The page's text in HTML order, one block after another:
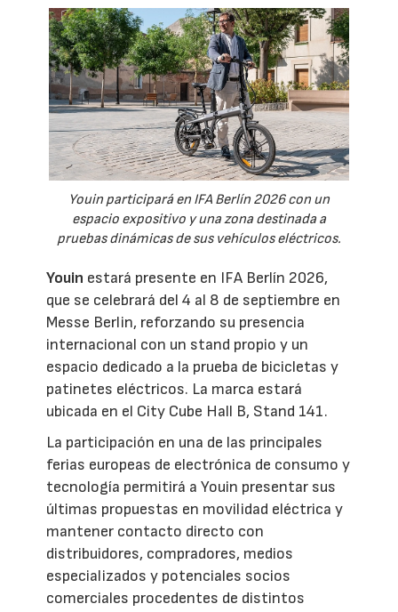
Youin participará en IFA Berlín 2026 con un
espacio expositivo y una zona destinada a
pruebas dinámicas de sus vehículos eléctricos.
Youin estará presente en IFA Berlín 2026,
que se celebrará del 4 al 8 de septiembre en
Messe Berlin, reforzando su presencia
internacional con un stand propio y un
espacio dedicado a la prueba de bicicletas y
patinetes eléctricos. La marca estará
ubicada en el City Cube Hall B, Stand 141.
La participación en una de las principales
ferias europeas de electrónica de consumo y
tecnología permitirá a Youin presentar sus
últimas propuestas en movilidad eléctrica y
mantener contacto directo con
distribuidores, compradores, medios
especializados y potenciales socios
comerciales procedentes de distintos